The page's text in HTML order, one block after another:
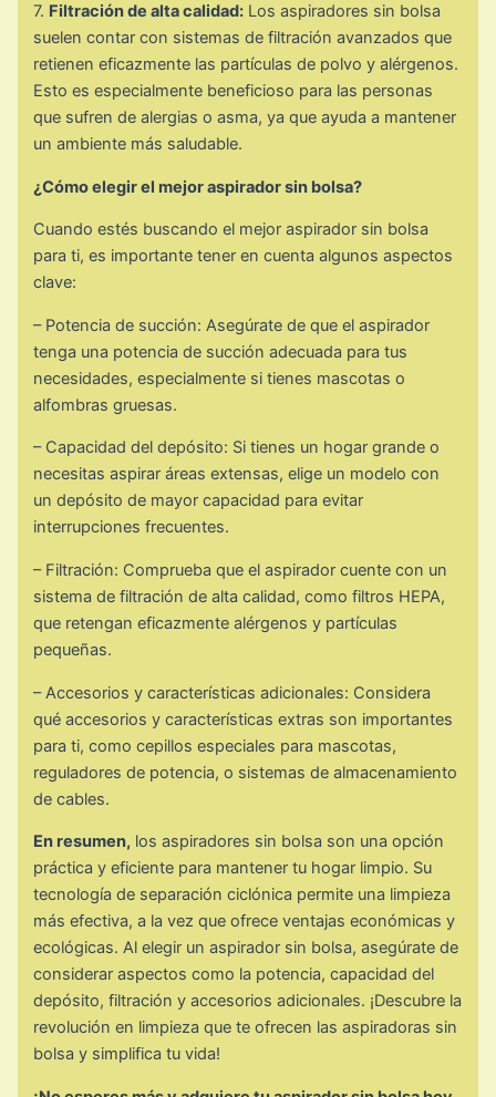
7. Filtración de alta calidad: Los aspiradores sin bolsa
suelen contar con sistemas de filtración avanzados que
retienen eficazmente las partículas de polvo y alérgenos.
Esto es especialmente beneficioso para las personas
que sufren de alergias o asma, ya que ayuda a mantener
un ambiente más saludable.
¿Cómo elegir el mejor aspirador sin bolsa?
Cuando estés buscando el mejor aspirador sin bolsa
para ti, es importante tener en cuenta algunos aspectos
clave:
– Potencia de succión: Asegúrate de que el aspirador
tenga una potencia de succión adecuada para tus
necesidades, especialmente si tienes mascotas o
alfombras gruesas.
– Capacidad del depósito: Si tienes un hogar grande o
necesitas aspirar áreas extensas, elige un modelo con
un depósito de mayor capacidad para evitar
interrupciones frecuentes.
– Filtración: Comprueba que el aspirador cuente con un
sistema de filtración de alta calidad, como filtros HEPA,
que retengan eficazmente alérgenos y partículas
pequeñas.
– Accesorios y características adicionales: Considera
qué accesorios y características extras son importantes
para ti, como cepillos especiales para mascotas,
reguladores de potencia, o sistemas de almacenamiento
de cables.
En resumen, los aspiradores sin bolsa son una opción
práctica y eficiente para mantener tu hogar limpio. Su
tecnología de separación ciclónica permite una limpieza
más efectiva, a la vez que ofrece ventajas económicas y
ecológicas. Al elegir un aspirador sin bolsa, asegúrate de
considerar aspectos como la potencia, capacidad del
depósito, filtración y accesorios adicionales. ¡Descubre la
revolución en limpieza que te ofrecen las aspiradoras sin
bolsa y simplifica tu vida!